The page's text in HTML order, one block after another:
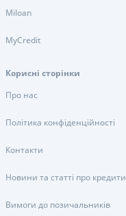
Miloan
MyCredit
Корисні сторінки
Про нас
Політика конфіденційності
Контакти
Новини та статті про кредити
Вимоги до позичальників